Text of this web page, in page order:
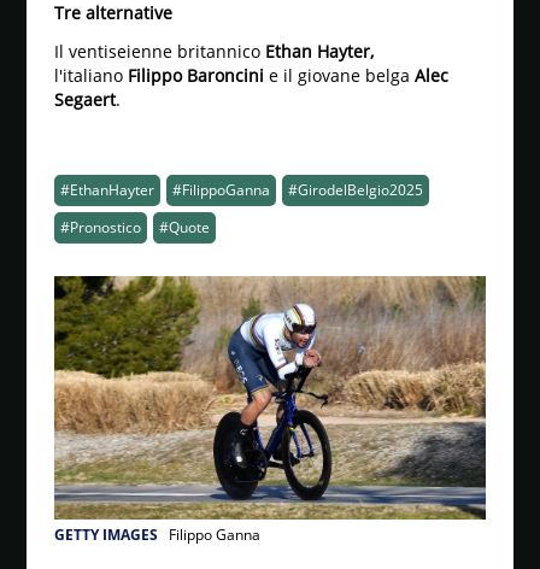
Tre alternative
Il ventiseienne britannico Ethan Hayter,
l'italiano Filippo Baroncini e il giovane belga Alec
Segaert.
#EthanHayter #FilippoGanna
#GirodelBelgio2025
#Pronostico
#Quote
GETTY IMAGES Filippo Ganna